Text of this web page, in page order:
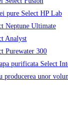
pure Select HP Lab
Neptune Ultimate
Analyst
Purewater 300
purificata Select
producerea unor